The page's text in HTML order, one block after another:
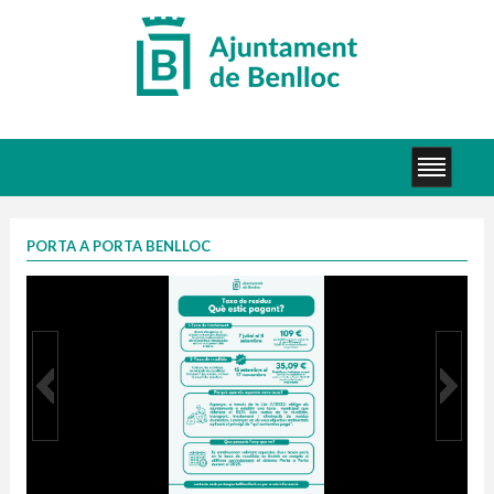
PORTA A PORTA BENLLOC